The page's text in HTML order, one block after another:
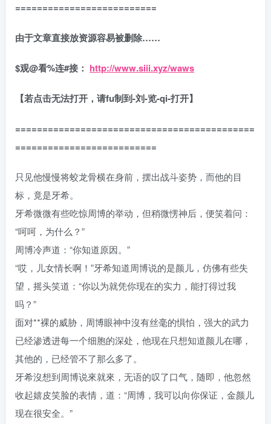
==========================
由于文章直接放资源容易被删除……
$观@看%连#接： http://www.siii.xyz/waws
【若点击无法打开，请fu制到-刘-览-qi-打开】
============================================
==========================
只见他慢慢将蛟龙骨横在身前，摆出战斗姿势，而他的目
标，竟是牙希。
牙希微微有些吃惊周博的举动，但稍微愣神后，便笑着问：
“呵呵，为什么？”
周博冷声道：“你知道原因。”
“哎，儿女情长啊！”牙希知道周博说的是颜儿，仿佛有些失
望，摇头笑道：“你以为就凭你现在的实力，能打得过我
吗？”
面对**裸的威胁，周博眼神中沒有丝毫的惧怕，强大的武力
已经渗透进每一个细胞的深处，他现在只想知道颜儿在哪，
其他的，已经管不了那么多了。
牙希沒想到周博说來就來，无语的叹了口气，随即，他忽然
收起嬉皮笑脸的表情，道：“周博，我可以向你保证，金颜儿
现在很安全。”